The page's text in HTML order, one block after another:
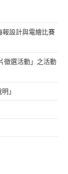
報設計與電繪比賽
徵選活動」之活動
」